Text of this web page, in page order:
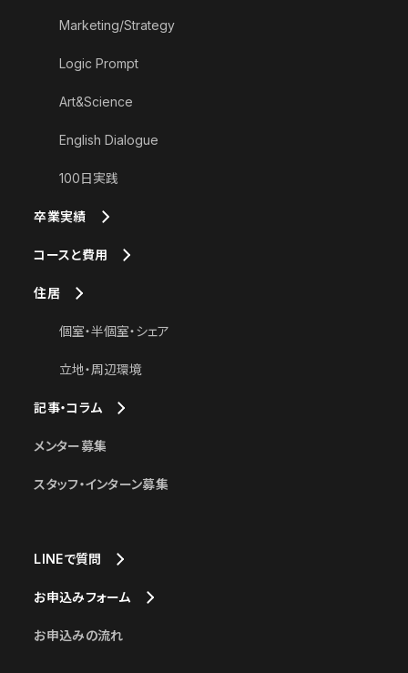
Marketing/Strategy
Logic Prompt
Art&Science
English Dialogue
100日実践
卒業実績
コースと費用
住居
個室・半個室・シェア
立地・周辺環境
記事・コラム
メンター募集
スタッフ・インターン募集
LINEで質問
お申込みフォーム
お申込みの流れ